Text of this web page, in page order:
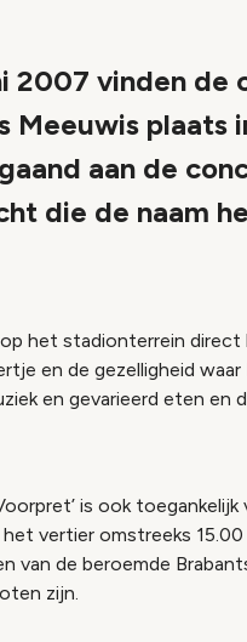
2007 vinden de
Meeuwis plaats
aan de
die de naam
het stadionterrein
en de gezelligheid
en gevarieerd eten en
is ook
vertier omstreeks
van de beroemde
zijn.